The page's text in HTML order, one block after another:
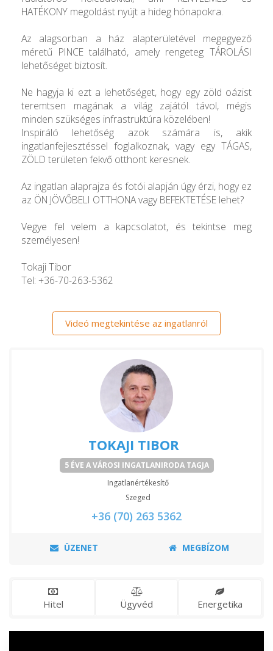
HATÉKONY megoldást nyújt a hideg hónapokra.
Az alagsorban a ház alapterületével megegyező
méretű PINCE található, amely rengeteg TÁROLÁSI
lehetőséget biztosít.
Ne hagyja ki ezt a lehetőséget, hogy egy zöld oázist
teremtsen magának a világ zajától távol, mégis
minden szükséges infrastruktúra közelében!
Inspiráló lehetőség azok számára is, akik
ingatlanfejlesztéssel foglalkoznak, vagy egy TÁGAS,
ZÖLD területen fekvő otthont keresnek.
Az ingatlan alaprajza és fotói alapján úgy érzi, hogy ez
az ÖN JÖVŐBELI OTTHONA vagy BEFEKTETÉSE lehet?
Vegye fel velem a kapcsolatot, és tekintse meg
személyesen!
Tokaji Tibor
Tel: +36-70-263-5362
Videó megtekintése az ingatlanról
TOKAJI TIBOR
5 ÉVE A VÁROSI INGATLANIRODA TAGJA
Ingatlanértékesítő
Szeged
+36 (70) 263 5362
ÜZENET MEGBÍZOM
Hitel Ügyvéd Energetika